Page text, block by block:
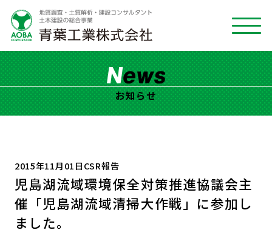
お知らせ
2015年11月01日CSR報告
児島湖流域環境保全対策推進協議会主
催「児島湖流域清掃大作戦」に参加し
ました。